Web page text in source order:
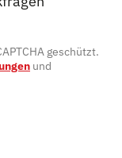
geschützt.
und